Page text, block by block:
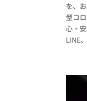
を、
型コ
心・
LINE